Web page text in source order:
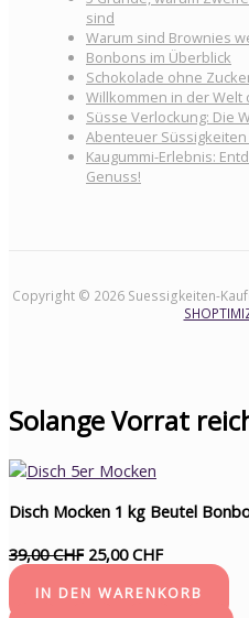
sind
Warum sind Brownies
Bonbons im Überblick
Schokolade ohne
Willkommen in der Welt
Süsse Verlockung: Die
Abenteuer
Kaugummi-Erlebnis:
Genuss!
Copyright © 2026 Suessigkeiten-
Solange Vorrat
Disch Mocken 1 kg Beutel
39,00 CHF25,00 CHF
IN DEN WARENKORB